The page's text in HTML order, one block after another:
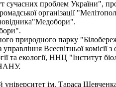
проблем України",
організації
природного парку
Всесвітньої
екології, ННЦ "Інститут
НАНУ.
університет ім. Тараса